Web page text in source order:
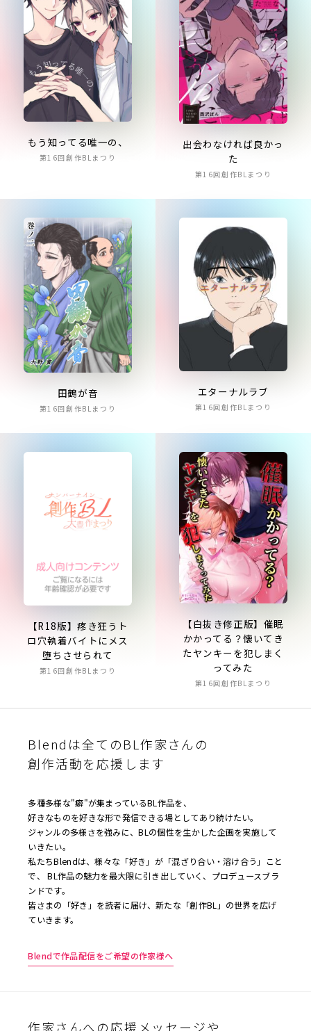
もう知ってる唯一の、
第16回創作BLまつり
出会わなければ良かっ
た
第16回創作BLまつり
田鶴が音
第16回創作BLまつり
エターナルラブ
第16回創作BLまつり
【R18版】疼き狂うト
ロ穴執着バイトにメス
堕ちさせられて
第16回創作BLまつり
【白抜き修正版】催眠
かかってる？懐いてき
たヤンキーを犯しまく
ってみた
第16回創作BLまつり
Blendは全てのBL作家さんの
創作活動を応援します
多種多様な"癖"が集まっているBL作品を、
好きなものを好きな形で発信できる場としてあり続けたい。
ジャンルの多様さを強みに、BLの個性を生かした企画を実施して
いきたい。
私たちBlendは、様々な「好き」が「混ざり合い・溶け合う」こと
で、 BL作品の魅力を最大限に引き出していく、プロデュースブラ
ンドです。
皆さまの「好き」を読者に届け、新たな「創作BL」の世界を広げ
ていきます。
Blendで作品配信をご希望の作家様へ
作家さんへの応援メッセージや